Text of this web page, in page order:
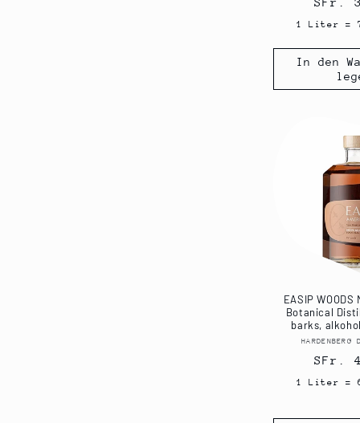
Preis
1 Liter =
In den
EASIP
Botanical
barks,
Preis
SFr.
1 Liter =